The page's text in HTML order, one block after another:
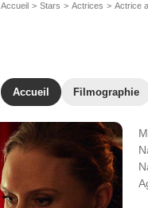
Accueil Stars Actrices Actrice
Accueil Filmographie